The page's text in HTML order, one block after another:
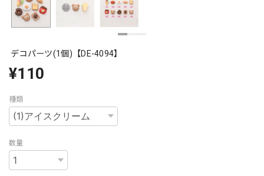
デコパーツ(1個)【DE-4094】
¥110
種類
数量